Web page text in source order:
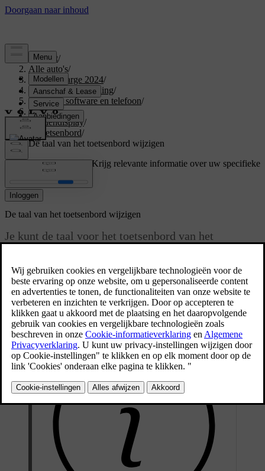
Support/
Alle auto's/
C40 Recharge 2024/
Gebruikershandleiding/
Displays, software en telefoon/
Displays/
Middendisplay/
Toetsenbord/
De taal van het toetsenbord wijzigen
Ondersteuning op maatKrijg relevante informatie over uw specifieke
Inloggen
Bijgewerkt 28-10-2024
De taal van het toetsenbord wijzigen
Je kunt de taal voor het toetsenbord van het
Verander de taal van het toetsenbord als je tekst in een andere taal
wilt typen. Dat is bijvoorbeeld handig als je in het buitenland rijdt en
een bestemming of adres in de plaatselijke taal wilt zoeken.